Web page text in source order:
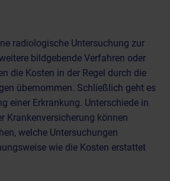
radiologische Untersuchung zur
bildgebende Verfahren oder
die Kosten in der Regel durch die
übernommen. Schließlich geht es
einer Erkrankung. Unterschiede in
Krankenversicherung können
welche Untersuchungen
wie die Kosten erstattet